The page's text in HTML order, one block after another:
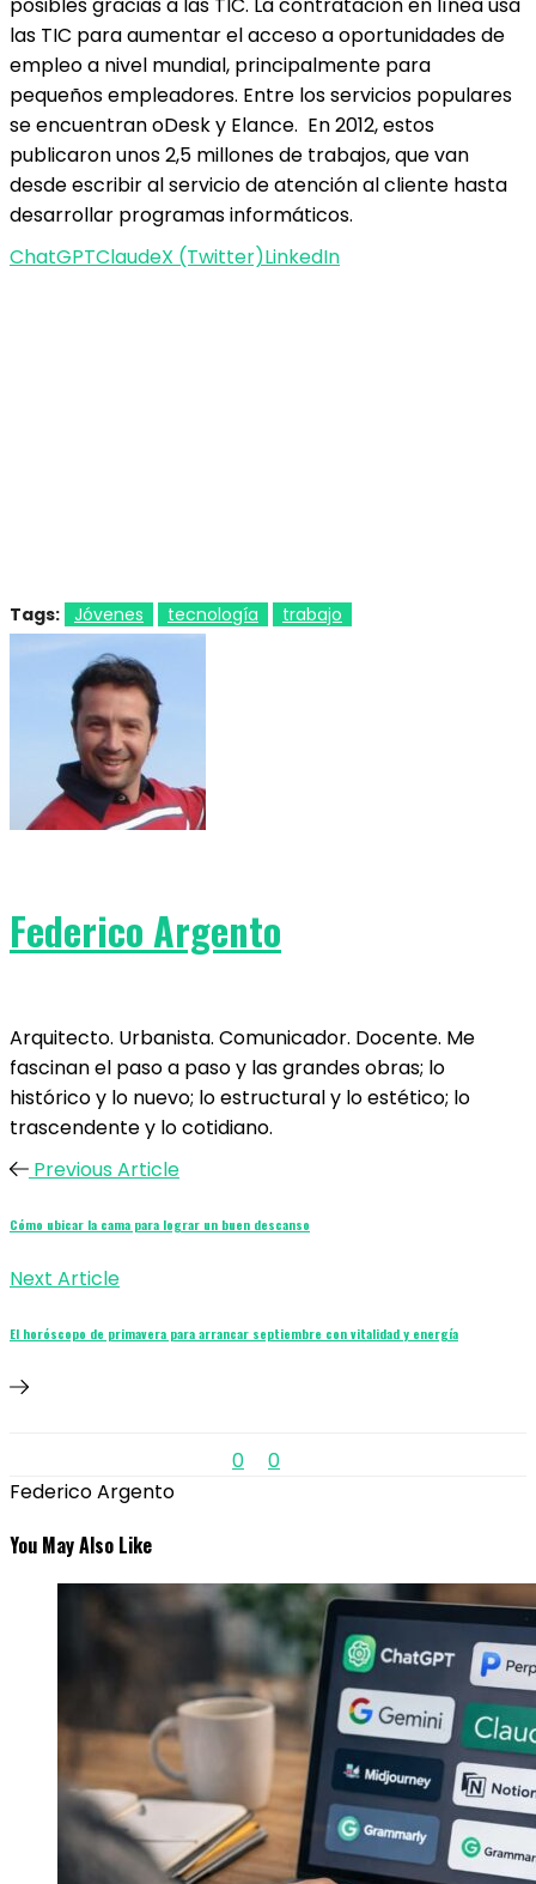
las TIC para aumentar el acceso a oportunidades de
empleo a nivel mundial, principalmente para
pequeños empleadores. Entre los servicios populares
se encuentran oDesk y Elance. En 2012, estos
publicaron unos 2,5 millones de trabajos, que van
desde escribir al servicio de atención al cliente hasta
desarrollar programas informáticos.
ChatGPTClaudeX (Twitter)LinkedIn
Tags: Jóvenes tecnología trabajo
Federico Argento
Arquitecto. Urbanista. Comunicador. Docente. Me
fascinan el paso a paso y las grandes obras; lo
histórico y lo nuevo; lo estructural y lo estético; lo
trascendente y lo cotidiano.
Previous Article
Cómo ubicar la cama para lograr un buen descanso
Next Article
El horóscopo de primavera para arrancar septiembre con vitalidad y energía
0
0
Federico Argento
You May Also Like